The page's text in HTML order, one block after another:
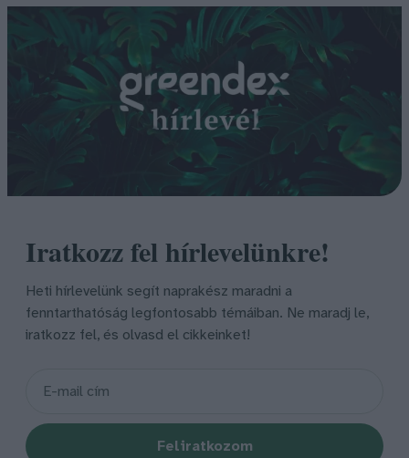
Iratkozz fel hírlevelünkre!
Heti hírlevelünk segít naprakész maradni a
fenntarthatóság legfontosabb témáiban. Ne maradj le,
iratkozz fel, és olvasd el cikkeinket!
Feliratkozom